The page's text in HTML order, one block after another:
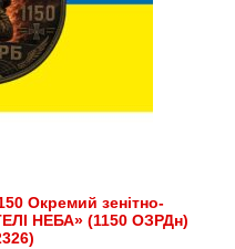
Окремий зенітно-
НЕБА» (1150 ОЗРДн)